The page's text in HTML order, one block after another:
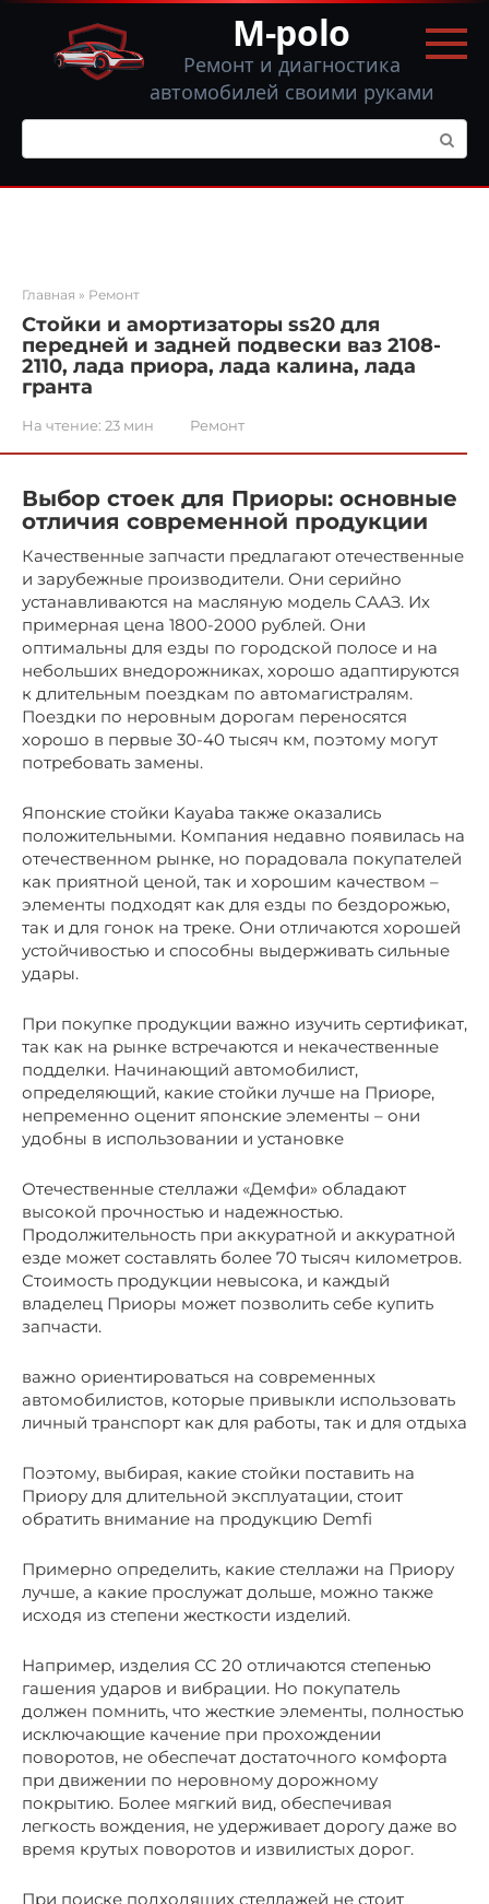
Перейти
контенту
M-polo
Ремонт и диагностика
автомобилей своими руками
Поиск:
Главная » Ремонт
Стойки и амортизаторы ss20 для
передней и задней подвески ваз 2108-
2110, лада приора, лада калина, лада
гранта
На чтение: 23 мин Ремонт
Выбор стоек для Приоры: основные
отличия современной продукции
Качественные запчасти предлагают отечественные
и зарубежные производители. Они серийно
устанавливаются на масляную модель СААЗ. Их
примерная цена 1800-2000 рублей. Они
оптимальны для езды по городской полосе и на
небольших внедорожниках, хорошо адаптируются
к длительным поездкам по автомагистралям.
Поездки по неровным дорогам переносятся
хорошо в первые 30-40 тысяч км, поэтому могут
потребовать замены.
Японские стойки Kayaba также оказались
положительными. Компания недавно появилась на
отечественном рынке, но порадовала покупателей
как приятной ценой, так и хорошим качеством –
элементы подходят как для езды по бездорожью,
так и для гонок на треке. Они отличаются хорошей
устойчивостью и способны выдерживать сильные
удары.
При покупке продукции важно изучить сертификат,
так как на рынке встречаются и некачественные
подделки. Начинающий автомобилист,
определяющий, какие стойки лучше на Приоре,
непременно оценит японские элементы – они
удобны в использовании и установке
Отечественные стеллажи «Демфи» обладают
высокой прочностью и надежностью.
Продолжительность при аккуратной и аккуратной
езде может составлять более 70 тысяч километров.
Стоимость продукции невысока, и каждый
владелец Приоры может позволить себе купить
запчасти.
важно ориентироваться на современных
автомобилистов, которые привыкли использовать
личный транспорт как для работы, так и для отдыха
Поэтому, выбирая, какие стойки поставить на
Приору для длительной эксплуатации, стоит
обратить внимание на продукцию Demfi
Примерно определить, какие стеллажи на Приору
лучше, а какие прослужат дольше, можно также
исходя из степени жесткости изделий.
Например, изделия CC 20 отличаются степенью
гашения ударов и вибрации. Но покупатель
должен помнить, что жесткие элементы, полностью
исключающие качение при прохождении
поворотов, не обеспечат достаточного комфорта
при движении по неровному дорожному
покрытию. Более мягкий вид, обеспечивая
легкость вождения, не удерживает дорогу даже во
время крутых поворотов и извилистых дорог.
При поиске подходящих стеллажей не стоит